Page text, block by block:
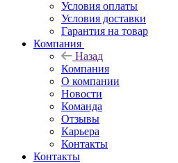
Условия оплаты
Условия доставки
Гарантия на товар
Компания
Назад
Компания
О компании
Новости
Команда
Отзывы
Карьера
Контакты
Контакты